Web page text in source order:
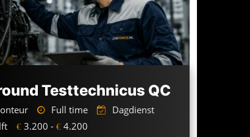
Testtechnicus QC
Full time
Dagdienst
€ 3.200 - € 4.200